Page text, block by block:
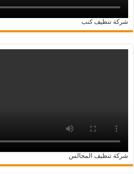
شركة تنظيف كنب
شركة تنظيف المجالس